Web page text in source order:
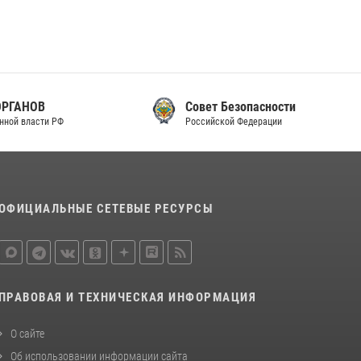
В Челябинске росгвардейцы задержали
скорой помощи (видео)
14 июля 2026, 12:20 1
Совет Безопасности
Российской Федерации
СЕТЕВЫЕ РЕСУРСЫ
ПРАВОВАЯ И ТЕХНИЧЕСКАЯ ИНФОРМАЦИЯ
О сайте
Об использовании информации сайта